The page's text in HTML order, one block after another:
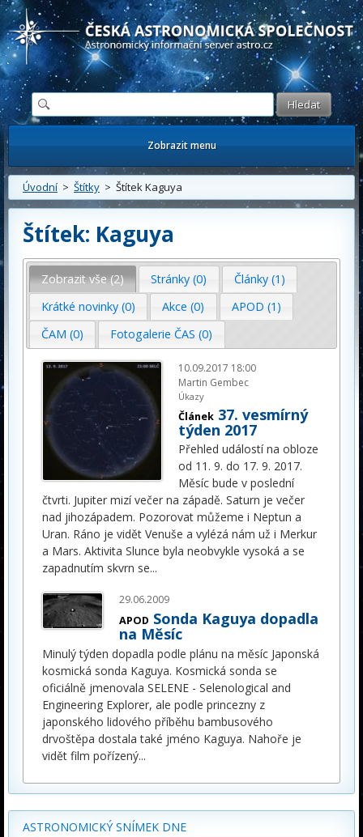
Česká astronomická společnost - Informační astronomický server
Zobrazit menu
Úvodní > Štítky > Štítek Kaguya
Štítek: Kaguya
Zobrazit vše (2) Stránky (0)
Články (1)
Krátké novinky (0)
Akce (0)
APOD (1)
ČAM (0)
Fotogalerie ČAS (0)
10.09.2017 18:00
Martin Gembec
Úkazy
Článek 37. vesmírný
týden 2017
Přehled událostí na obloze
od 11. 9. do 17. 9. 2017.
Měsíc bude v poslední
čtvrti. Jupiter mizí večer na západě. Saturn je večer
nad jihozápadem. Pozorovat můžeme i Neptun a
Uran. Ráno je vidět Venuše a vylézá nám už i Merkur
a Mars. Aktivita Slunce byla neobvykle vysoká a se
zapadnutím skvrn se...
29.06.2009
APOD Sonda Kaguya dopadla
na Měsíc
Minulý týden dopadla podle plánu na měsíc Japonská
kosmická sonda Kaguya. Kosmická sonda se
oficiálně jmenovala SELENE - Selenological and
Engineering Explorer, ale podle princezny z
japonského lidového příběhu bambusového
drvoštěpa dostala také jméno Kaguya. Nahoře je
vidět film pořízený...
ASTRONOMICKÝ SNÍMEK DNE